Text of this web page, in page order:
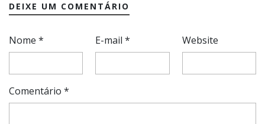
DEIXE UM COMENTÁRIO
Nome * E-mail* Website
Comentário *